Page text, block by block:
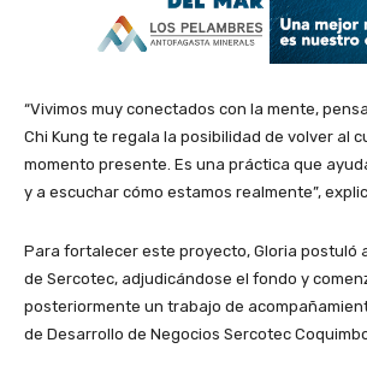
“Vivimos muy conectados con la mente,
Chi Kung te regala la posibilidad de volver al
momento presente. Es una práctica que
y a escuchar cómo estamos realmente”,
Para fortalecer este proyecto, Gloria postuló
de Sercotec, adjudicándose el fondo y
posteriormente un trabajo de
de Desarrollo de Negocios Sercotec